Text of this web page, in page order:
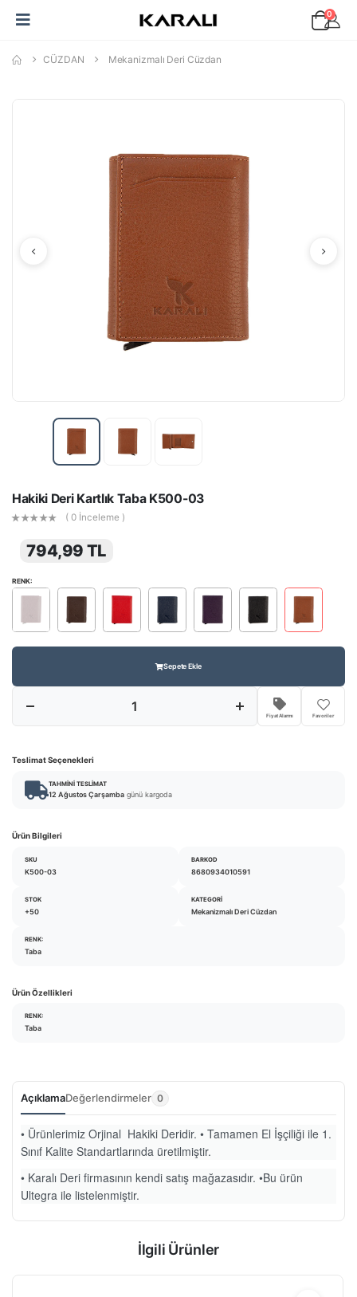
0
CÜZDAN Mekanizmalı Deri Cüzdan
Hakiki Deri Kartlık Taba K500-03
( 0 İnceleme )
794,99 TL
RENK:
Sepete Ekle
Fiyat Alarmı Favoriler
Teslimat Seçenekleri
TAHMINI TESLIMAT
12 Ağustos Çarşamba günü kargoda
Ürün Bilgileri
SKU
K500-03
BARKOD
8680934010591
STOK
+50
KATEGORI
Mekanizmalı Deri Cüzdan
RENK:
Taba
Ürün Özellikleri
RENK:
Taba
AçıklamaDeğerlendirmeler 0
• Ürünlerimiz Orjinal Hakiki Deridir. • Tamamen El İşçiliği ile 1.
Sınıf Kalite Standartlarında üretilmiştir.
• Karalı Deri firmasının kendi satış mağazasıdır. •Bu ürün
Ultegra ile listelenmiştir.
İlgili Ürünler